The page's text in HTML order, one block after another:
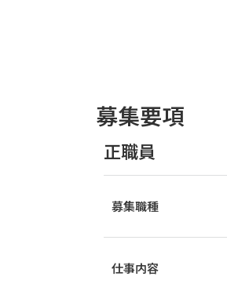
募集要項
正職員
募集職種
仕事内容